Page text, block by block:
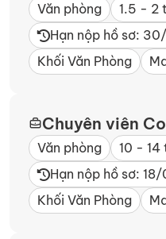
Văn phòng 1.5 - 2
Hạn nộp hồ sơ:
Khối Văn Phòng
Chuyên viên
Văn phòng 10 - 14
Hạn nộp hồ sơ:
Khối Văn Phòng